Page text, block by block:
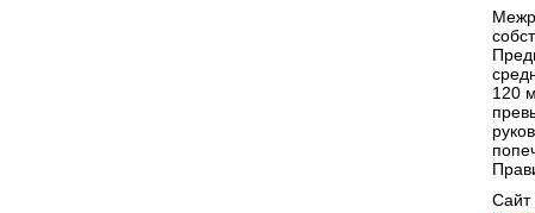
120
Сайт